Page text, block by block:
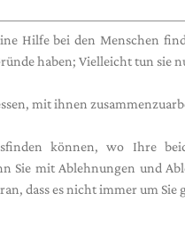
Hilfe bei den Menschen
haben; Vielleicht tun sie
mit ihnen
können, wo Ihre
Sie mit Ablehnungen und
dass es nicht immer um Sie